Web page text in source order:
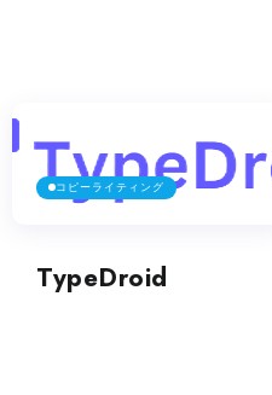
コピーライティング
TypeDroid